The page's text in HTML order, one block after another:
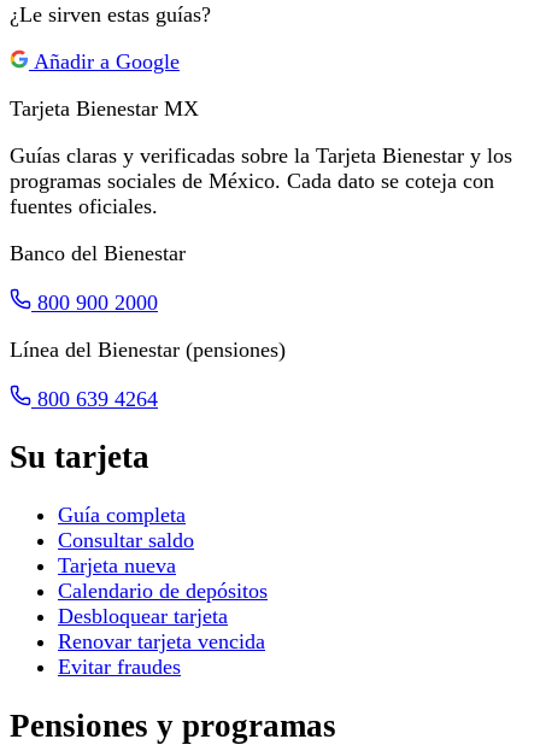
¿Le sirven estas guías?
Añadir a Google
Tarjeta Bienestar MX
Guías claras y verificadas sobre la Tarjeta Bienestar y los
programas sociales de México. Cada dato se coteja con
fuentes oficiales.
Banco del Bienestar
800 900 2000
Línea del Bienestar (pensiones)
800 639 4264
Su tarjeta
Guía completa
Consultar saldo
Tarjeta nueva
Calendario de depósitos
Desbloquear tarjeta
Renovar tarjeta vencida
Evitar fraudes
Pensiones y programas